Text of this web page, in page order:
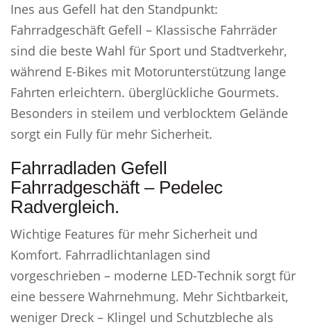
Ines aus Gefell hat den Standpunkt:
Fahrradgeschäft Gefell – Klassische Fahrräder
sind die beste Wahl für Sport und Stadtverkehr,
während E-Bikes mit Motorunterstützung lange
Fahrten erleichtern. überglückliche Gourmets.
Besonders in steilem und verblocktem Gelände
sorgt ein Fully für mehr Sicherheit.
Fahrradladen Gefell
Fahrradgeschäft – Pedelec
Radvergleich.
Wichtige Features für mehr Sicherheit und
Komfort. Fahrradlichtanlagen sind
vorgeschrieben – moderne LED-Technik sorgt für
eine bessere Wahrnehmung. Mehr Sichtbarkeit,
weniger Dreck – Klingel und Schutzbleche als